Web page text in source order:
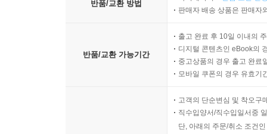
반품/교환 방법
판매자 배송 상품은 판매자
반품/교환 가능기간
출고 완료 후 10일 이내의
디지털 콘텐츠인 eBook의
중고상품의 경우 출고 완료
모바일 쿠폰의 경우 유효기
고객의 단순변심 및 착오구
직수입양서/직수입일서중
단, 아래의 주문/취소 조건